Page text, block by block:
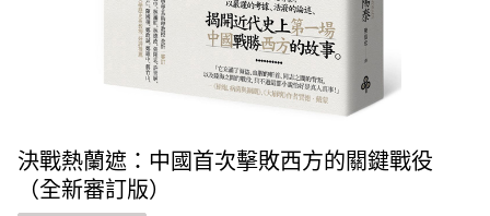
決戰熱蘭遮：中國首次擊敗西方的關鍵戰役
（全新審訂版）